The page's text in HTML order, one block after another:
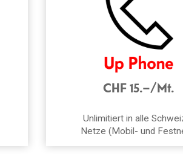
CHF 15.–/Mt.
Unlimitiert in alle
Netze (Mobil- und